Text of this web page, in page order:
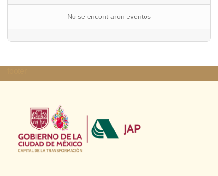
No se encontraron eventos